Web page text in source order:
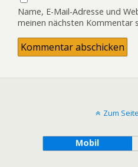
Name, E-Mail-Adresse und
meinen nächsten Kommentar
Zum
Mobil